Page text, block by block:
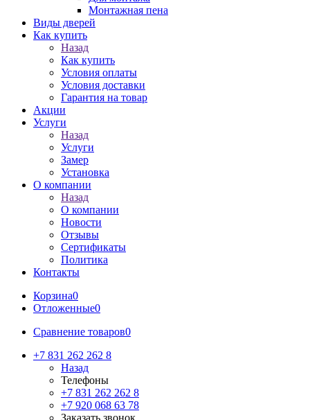
Монтажная пена
Виды дверей
Как купить
Назад
Как купить
Условия оплаты
Условия доставки
Гарантия на товар
Акции
Услуги
Назад
Услуги
Замер
Установка
О компании
Назад
О компании
Новости
Отзывы
Сертификаты
Политика
Контакты
Корзина0
Отложенные0
Сравнение товаров0
+7 831 262 262 8
Назад
Телефоны
+7 831 262 262 8
+7 920 068 63 78
Заказать звонок